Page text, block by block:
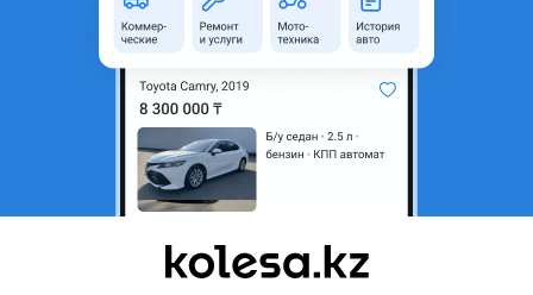
Объем двигателя, л
2.5 (бензин)
Коробка передач
Автомат
Передний привод
Растаможен в Казахстане
Да
Новый Hyundai Santa Fe Travel — легендарный комфорт в